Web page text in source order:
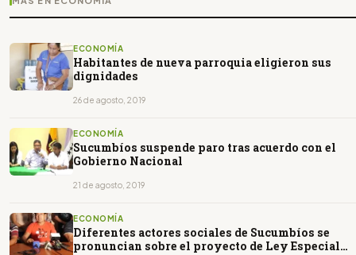
ECONOMÍA
Habitantes de nueva parroquia eligieron sus
dignidades
26 de agosto, 2019
ECONOMÍA
Sucumbíos suspende paro tras acuerdo con el
Gobierno Nacional
21 de agosto, 2019
ECONOMÍA
Diferentes actores sociales de Sucumbíos se
pronuncian sobre el proyecto de Ley Especial